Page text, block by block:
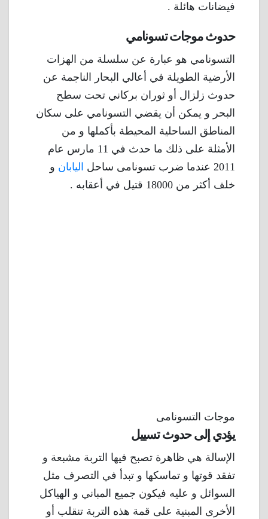
فيضانات هائلة .
حدوث موجات تسونامي
التسونامي هو عبارة عن سلسلة من الهزات
الأرضية الطويلة في أعالي البحار الناجمة عن
حدوث زلزال أو ثوران بركاني تحت سطح
البحر و يمكن أن يقضي التسونامي على سكان
المناطق الساحلية المحيطة بأكملها و من
الأمثلة على ذلك ما حدث في 11 مارس عام
2011 عندما ضرب تسونامى ساحل
اليابان و
خلف أكثر من 18000 قتيل في أعقابه .
موجات التسونامى
يؤدي إلى حدوث تسييل
الإسالة هي ظاهرة تصبح فيها التربة مشبعة و
تفقد قوتها و تماسكها و تبدأ في التصرف مثل
السوائل و عليه فيكون جميع المباني و الهياكل
الأخرى المبنية على قمة هذه التربة تنقلب أو